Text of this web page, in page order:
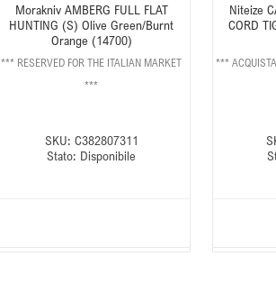
Morakniv AMBERG FULL FLAT
HUNTING (S) Olive Green/Burnt
Orange (14700)
*** RESERVED FOR THE ITALIAN MARKET
***
SKU: C382807311
Stato: Disponibile
Niteize
CORD
***